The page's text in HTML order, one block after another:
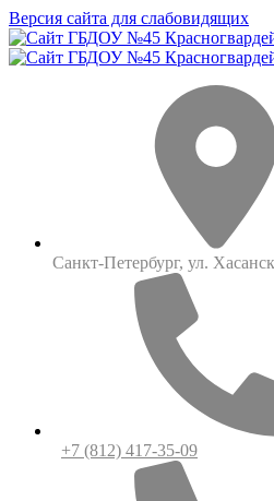
Версия сайта для слабовидящих
Санкт-Петербург, ул.
+7 (812) 417-35-09